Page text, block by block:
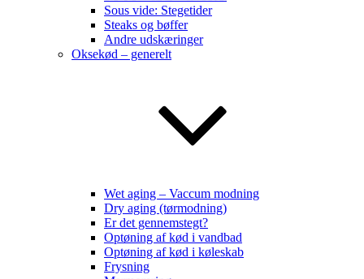
Sous vide: Stegetider
Steaks og bøffer
Andre udskæringer
Oksekød – generelt
Wet aging – Vaccum modning
Dry aging (tørmodning)
Er det gennemstegt?
Optøning af kød i vandbad
Optøning af kød i køleskab
Frysning